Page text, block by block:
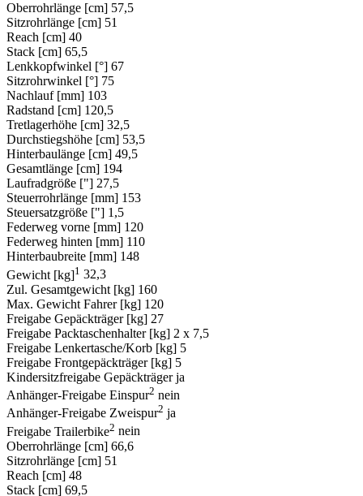
Oberrohrlänge [cm] 57,5
Sitzrohrlänge [cm] 51
Reach [cm] 40
Stack [cm] 65,5
Lenkkopfwinkel [°] 67
Sitzrohrwinkel [°] 75
Nachlauf [mm] 103
Radstand [cm] 120,5
Tretlagerhöhe [cm] 32,5
Durchstiegshöhe [cm] 53,5
Hinterbaulänge [cm] 49,5
Gesamtlänge [cm] 194
Laufradgröße ["] 27,5
Steuerrohrlänge [mm] 153
Steuersatzgröße ["] 1,5
Federweg vorne [mm] 120
Federweg hinten [mm] 110
Hinterbaubreite [mm] 148
Gewicht [kg]1 32,3
Zul. Gesamtgewicht [kg] 160
Max. Gewicht Fahrer [kg] 120
Freigabe Gepäckträger [kg] 27
Freigabe Packtaschenhalter [kg] 2 x 7,5
Freigabe Lenkertasche/Korb [kg] 5
Freigabe Frontgepäckträger [kg] 5
Kindersitzfreigabe Gepäckträger ja
Anhänger-Freigabe Einspur2 nein
Anhänger-Freigabe Zweispur2 ja
Freigabe Trailerbike2 nein
Oberrohrlänge [cm] 66,6
Sitzrohrlänge [cm] 51
Reach [cm] 48
Stack [cm] 69,5